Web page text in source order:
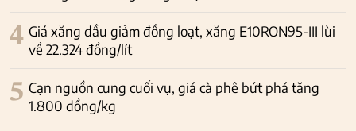
4 Giá xăng dầu giảm đồng loạt, xăng E10RON95-III lùi
về 22.324 đồng/lít
5 Cạn nguồn cung cuối vụ, giá cà phê bứt phá tăng
1.800 đồng/kg